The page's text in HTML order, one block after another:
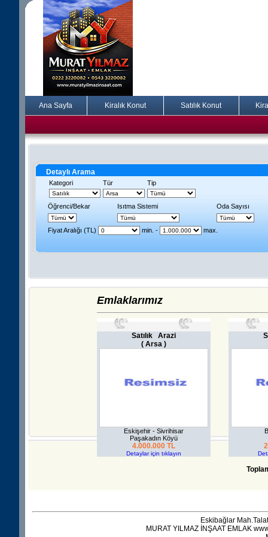
Ana Sayfa Kiralık Konut Satılık Konut
Detaylı Arama
Kategori Tür Tip
Öğrenci/Bekar Isıtma Sistemi Oda Sayısı
Fiyat Aralığı (TL) min. - max.
Emlaklarımız
Satılık Arazi
( Arsa )
Eskişehir - Sivrihisar
Paşakadın Köyü
4.000.000 TL
Detaylar için tıklayın
Eskibağlar
MURAT YILMAZ İNŞAAT EMLAK